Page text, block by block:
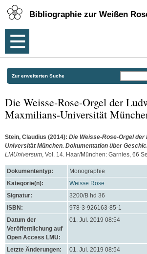
Bibliographie zur Weißen
Zur erweiterten Suche
Die Weisse-Rose-Orgel der
Maxmilians-Universität
Stein, Claudius (2014): Die Weisse-Rose-Orgel der
Universität München. Dokumentation über
LMUniversum, Vol. 14. Haar/München: Garnies, 66
Dokumententyp:
Monographie
Kategorie(n):
Weisse Rose
Signatur:
3200/B hd 36
ISBN:
978-3-926163-85-1
Datum der
Veröffentlichung auf
Open Access LMU:
01. Jul. 2019 08:54
Letzte Änderungen:
01. Jul. 2019 08:54